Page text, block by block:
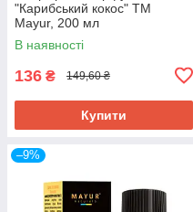
"Карибський кокос" ТМ
Mayur, 200 мл
В наявності
136 ₴ 149,60 ₴
Купити
–9%